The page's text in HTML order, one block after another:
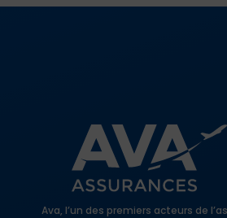
Ava, l’un des premiers acteurs de